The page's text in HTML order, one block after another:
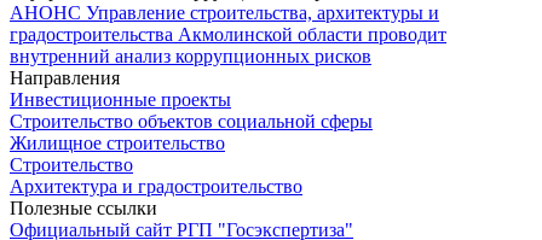
АНОНС Управление строительства, архитектуры и
градостроительства Акмолинской области проводит
внутренний анализ коррупционных рисков
Направления
Инвестиционные проекты
Строительство объектов социальной сферы
Жилищное строительство
Строительство
Архитектура и градостроительство
Полезные ссылки
Официальный сайт РГП "Госэкспертиза"